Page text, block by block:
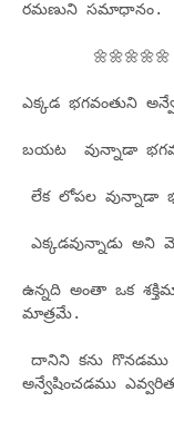
రమణుని సమాధానం.
🌼🌼🌼🌼🌼
ఎక్కడ భగవంతుని
బయట వున్నాడా
లేక లోపల వున్నాడా
ఎక్కడవున్నాడు అని
ఉన్నది అంతా ఒక
మాత్రమే.
దానిని కను గొనడము
అన్వేషించడము